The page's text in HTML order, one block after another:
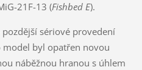
21F-13 (Fishbed E).
sériové provedení
byl opatřen novou
náběžnou hranou s úhlem